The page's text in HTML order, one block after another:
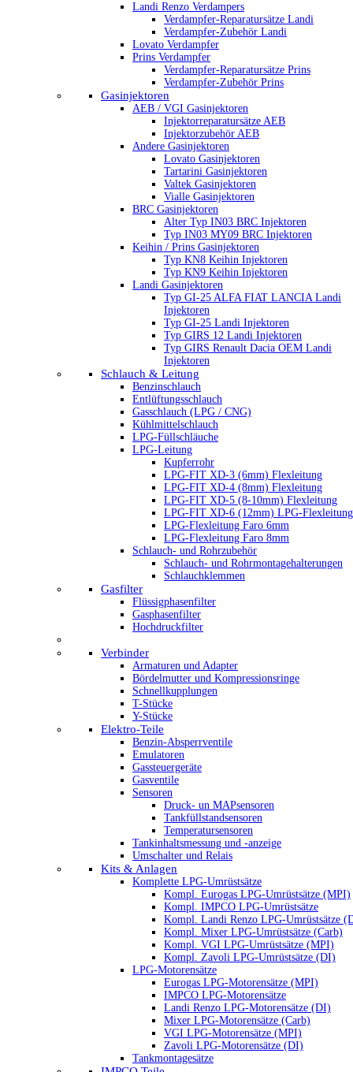
Landi Renzo Verdampers
Verdampfer-Reparatursätze Landi
Verdampfer-Zubehör Landi
Lovato Verdampfer
Prins Verdampfer
Verdampfer-Reparatursätze Prins
Verdampfer-Zubehör Prins
Gasinjektoren
AEB / VGI Gasinjektoren
Injektorreparatursätze AEB
Injektorzubehör AEB
Andere Gasinjektoren
Lovato Gasinjektoren
Tartarini Gasinjektoren
Valtek Gasinjektoren
Vialle Gasinjektoren
BRC Gasinjektoren
Alter Typ IN03 BRC Injektoren
Typ IN03 MY09 BRC Injektoren
Keihin / Prins Gasinjektoren
Typ KN8 Keihin Injektoren
Typ KN9 Keihin Injektoren
Landi Gasinjektoren
Typ GI-25 ALFA FIAT LANCIA Landi
Injektoren
Typ GI-25 Landi Injektoren
Typ GIRS 12 Landi Injektoren
Typ GIRS Renault Dacia OEM Landi
Injektoren
Schlauch & Leitung
Benzinschlauch
Entlüftungsschlauch
Gasschlauch (LPG / CNG)
Kühlmittelschlauch
LPG-Füllschläuche
LPG-Leitung
Kupferrohr
LPG-FIT XD-3 (6mm) Flexleitung
LPG-FIT XD-4 (8mm) Flexleitung
LPG-FIT XD-5 (8-10mm) Flexleitung
LPG-FIT XD-6 (12mm) LPG-Flexleitung
LPG-Flexleitung Faro 6mm
LPG-Flexleitung Faro 8mm
Schlauch- und Rohrzubehör
Schlauch- und Rohrmontagehalterungen
Schlauchklemmen
Gasfilter
Flüssigphasenfilter
Gasphasenfilter
Hochdruckfilter
Verbinder
Armaturen und Adapter
Bördelmutter und Kompressionsringe
Schnellkupplungen
T-Stücke
Y-Stücke
Elektro-Teile
Benzin-Absperrventile
Emulatoren
Gassteuergeräte
Gasventile
Sensoren
Druck- un MAPsensoren
Tankfüllstandsensoren
Temperatursensoren
Tankinhaltsmessung und -anzeige
Umschalter und Relais
Kits & Anlagen
Komplette LPG-Umrüstsätze
Kompl. Eurogas LPG-Umrüstsätze (MPI)
Kompl. IMPCO LPG-Umrüstsätze
Kompl. Landi Renzo LPG-Umrüstsätze
Kompl. Mixer LPG-Umrüstsätze (Carb)
Kompl. VGI LPG-Umrüstsätze (MPI)
Kompl. Zavoli LPG-Umrüstsätze (DI)
LPG-Motorensätze
Eurogas LPG-Motorensätze (MPI)
IMPCO LPG-Motorensätze
Landi Renzo LPG-Motorensätze (DI)
Mixer LPG-Motorensätze (Carb)
VGI LPG-Motorensätze (MPI)
Zavoli LPG-Motorensätze (DI)
Tankmontagesätze